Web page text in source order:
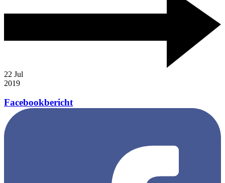
22 Jul
2019
Facebookbericht